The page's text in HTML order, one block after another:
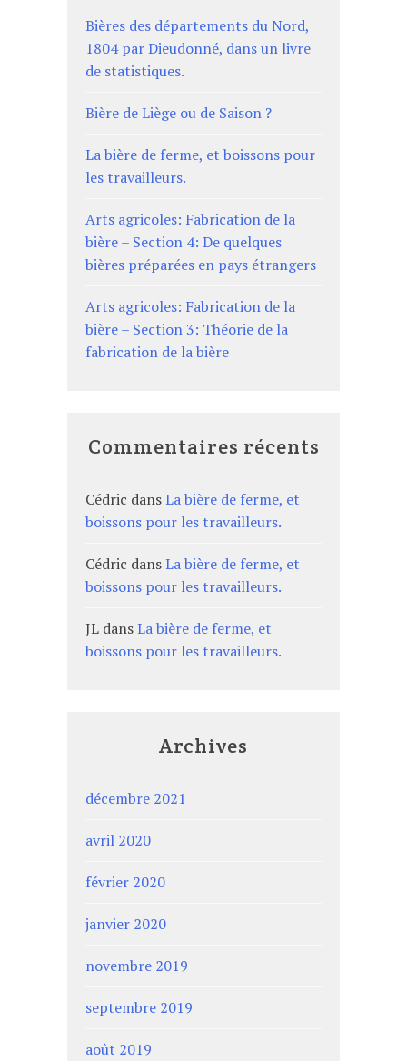
Bières des départements du Nord,
1804 par Dieudonné, dans un livre
de statistiques.
Bière de Liège ou de Saison ?
La bière de ferme, et boissons pour
les travailleurs.
Arts agricoles: Fabrication de la
bière – Section 4: De quelques
bières préparées en pays étrangers
Arts agricoles: Fabrication de la
bière – Section 3: Théorie de la
fabrication de la bière
Commentaires récents
Cédric dansLa bière de ferme, et
boissons pour les travailleurs.
Cédric dansLa bière de ferme, et
boissons pour les travailleurs.
JL dansLa bière de ferme, et
boissons pour les travailleurs.
Archives
décembre 2021
avril 2020
février 2020
janvier 2020
novembre 2019
septembre 2019
août 2019